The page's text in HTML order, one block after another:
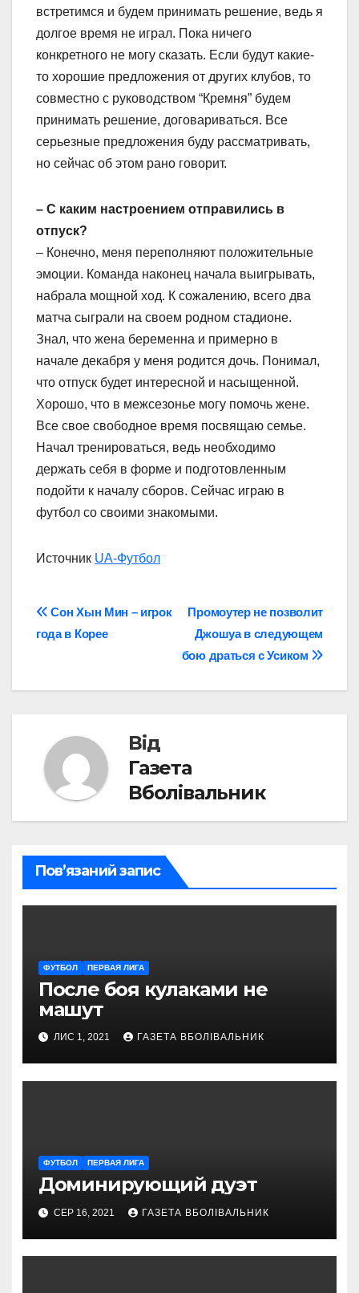
встретимся и будем принимать решение, ведь я
долгое время не играл. Пока ничего
конкретного не могу сказать. Если будут какие-
то хорошие предложения от других клубов, то
совместно с руководством “Кремня” будем
принимать решение, договариваться. Все
серьезные предложения буду рассматривать,
но сейчас об этом рано говорит.
– С каким настроением отправились в
отпуск?
– Конечно, меня переполняют положительные
эмоции. Команда наконец начала выигрывать,
набрала мощной ход. К сожалению, всего два
матча сыграли на своем родном стадионе.
Знал, что жена беременна и примерно в
начале декабря у меня родится дочь. Понимал,
что отпуск будет интересной и насыщенной.
Хорошо, что в межсезонье могу помочь жене.
Все свое свободное время посвящаю семье.
Начал тренироваться, ведь необходимо
держать себя в форме и подготовленным
подойти к началу сборов. Сейчас играю в
футбол со своими знакомыми.
Источник UA-Футбол
Навігація
записів
Промоутер не позволит
Джошуа в следующем
бою драться с Усиком
Сон Хын Мин – игрок
года в Корее
Від
Газета
Вболівальник
Пов’язаний запис
ФУТБОЛ ПЕРВАЯ ЛИГА
После боя кулаками не
машут
ЛИС 1, 2021 ГАЗЕТА ВБОЛІВАЛЬНИК
ФУТБОЛ ПЕРВАЯ ЛИГА
Доминирующий дуэт
СЕР 16, 2021 ГАЗЕТА ВБОЛІВАЛЬНИК